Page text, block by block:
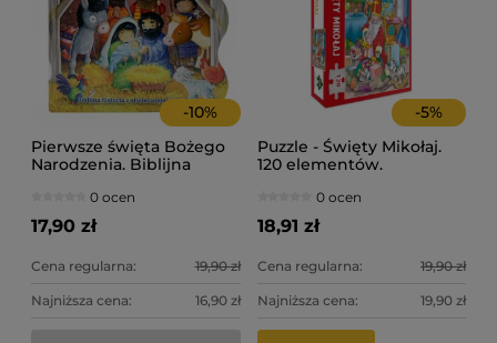
-10%
Pierwsze święta Bożego
Narodzenia. Biblijna
okienkami.
0 ocen
17,90 zł
Cena regularna: 19,90 zł
Najniższa cena: 16,90 zł
-5%
Puzzle - Święty Mikołaj.
120 elementów.
0 ocen
18,91 zł
Cena regularna: 19,90 zł
Najniższa cena: 19,90 zł